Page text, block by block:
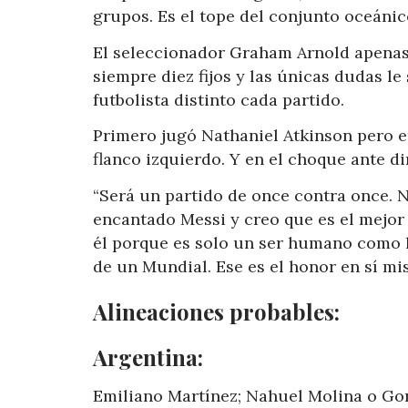
grupos. Es el tope del conjunto
El seleccionador Graham Arnold
siempre diez fijos y las únicas dudas
futbolista distinto cada partido.
Primero jugó Nathaniel Atkinson pero
flanco izquierdo. Y en el choque ante
“Será un partido de once contra once.
encantado Messi y creo que es el
él porque es solo un ser humano
de un Mundial. Ese es el honor en sí
Alineaciones probables:
Argentina:
Emiliano Martínez; Nahuel Molina o